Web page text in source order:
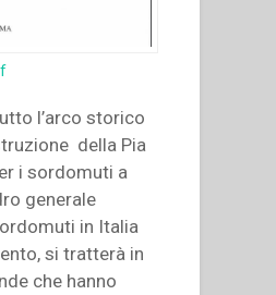
l’arco storico
della Pia
i sordomuti a
generale
in Italia
si tratterà in
che hanno